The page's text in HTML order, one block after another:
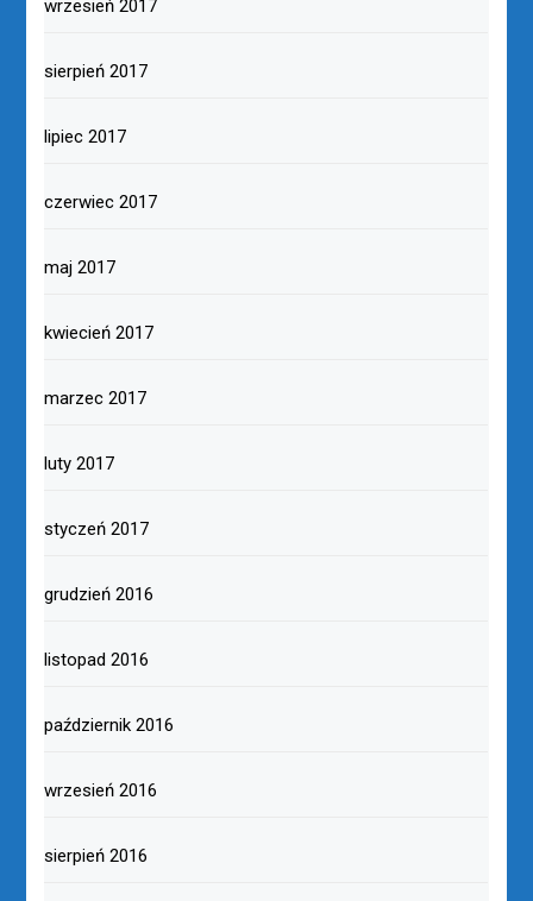
wrzesień 2017
sierpień 2017
lipiec 2017
czerwiec 2017
maj 2017
kwiecień 2017
marzec 2017
luty 2017
styczeń 2017
grudzień 2016
listopad 2016
październik 2016
wrzesień 2016
sierpień 2016